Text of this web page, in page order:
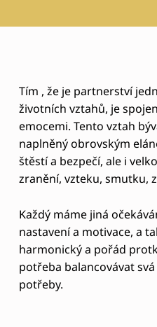
V
Z
T
A
H
J
A
K
O
E
Tím , že je partnerství
životních vztahů, je
emocemi. Tento vztah
naplněný obrovským
štěstí a bezpečí, ale i
zranění, vzteku, smutku,
Každý máme jiná
nastavení a motivace, a
harmonický a pořád
potřeba balancovávat
potřeby.